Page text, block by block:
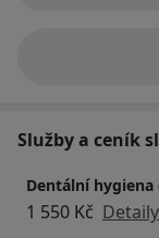
Služby a ceník
Dentální
1 550 Kč Detaily